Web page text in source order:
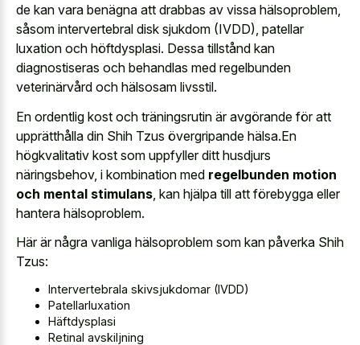
de kan vara benägna att drabbas av vissa hälsoproblem,
såsom intervertebral disk sjukdom (IVDD), patellar
luxation och höftdysplasi. Dessa tillstånd kan
diagnostiseras och behandlas med regelbunden
veterinärvård och hälsosam livsstil.
En ordentlig kost och träningsrutin är avgörande för att
upprätthålla din Shih Tzus övergripande hälsa.En
högkvalitativ kost som uppfyller ditt husdjurs
näringsbehov, i kombination med regelbunden motion
och mental stimulans , kan hjälpa till att förebygga eller
hantera hälsoproblem.
Här är några vanliga hälsoproblem som kan påverka Shih
Tzus:
Intervertebrala skivsjukdomar (IVDD)
Patellarluxation
Häftdysplasi
Retinal avskiljning